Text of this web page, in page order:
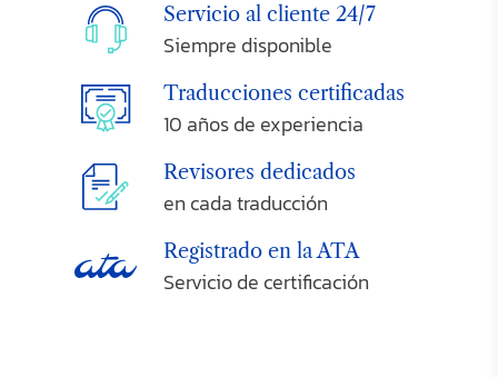
Servicio al cliente 24/7
Siempre disponible
Traducciones certificadas
10 años de experiencia
Revisores dedicados
en cada traducción
Registrado en la ATA
Servicio de certificación